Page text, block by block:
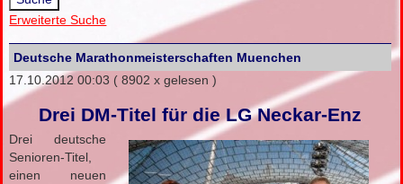
Erweiterte Suche
Deutsche Marathonmeisterschaften Muenchen
17.10.2012 00:03 ( 8902 x gelesen )
Drei DM-Titel für die LG Neckar-Enz
Drei deutsche
Senioren-Titel,
einen neuen